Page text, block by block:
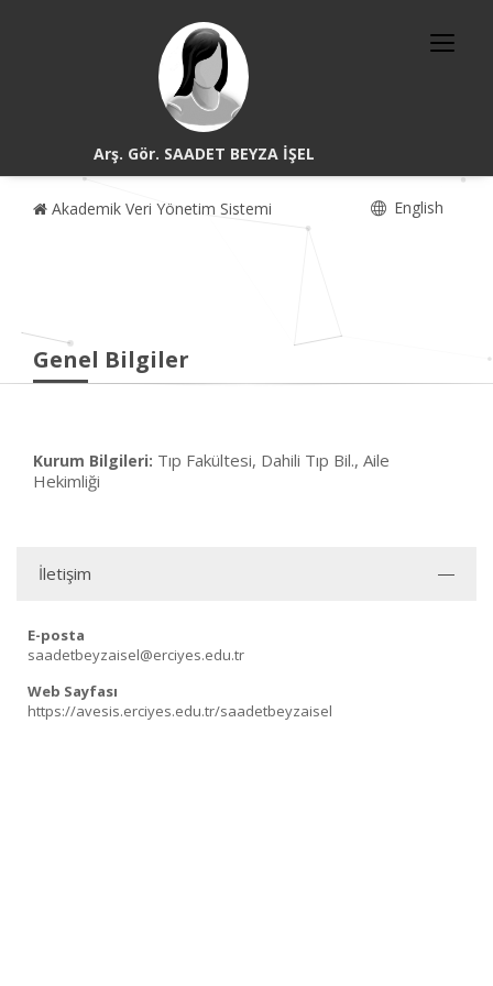
Arş. Gör. SAADET BEYZA İŞEL
Akademik Veri Yönetim Sistemi English
Genel Bilgiler
Kurum Bilgileri: Tıp Fakültesi, Dahili Tıp Bil., Aile
Hekimliği
İletişim
E-posta
saadetbeyzaisel@erciyes.edu.tr
Web Sayfası
https://avesis.erciyes.edu.tr/saadetbeyzaisel